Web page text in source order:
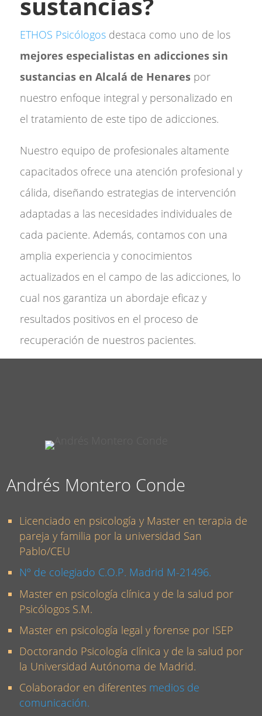
ETHOS Psicólogosdestaca como uno de los
mejores especialistas en adicciones sin
sustancias en Alcalá de Henarespor
nuestro enfoque integral y personalizado en
el tratamiento de este tipo de adicciones.
Nuestro equipo de profesionales altamente
capacitados ofrece una atención profesional y
cálida, diseñando estrategias de intervención
adaptadas a las necesidades individuales de
cada paciente. Además, contamos con una
amplia experiencia y conocimientos
actualizados en el campo de las adicciones, lo
cual nos garantiza un abordaje eficaz y
resultados positivos en el proceso de
recuperación de nuestros pacientes.
Andrés Montero Conde
Licenciado en psicología y Master en terapia de
pareja y familia por la universidad San
Pablo/CEU
Nº de colegiado C.O.P. Madrid M-21496.
Master en psicología clínica y de la salud por
Psicólogos S.M.
Master en psicología legal y forense por ISEP
Doctorando Psicología clínica y de la salud por
la Universidad Autónoma de Madrid.
Colaborador en diferentes medios de
comunicación.